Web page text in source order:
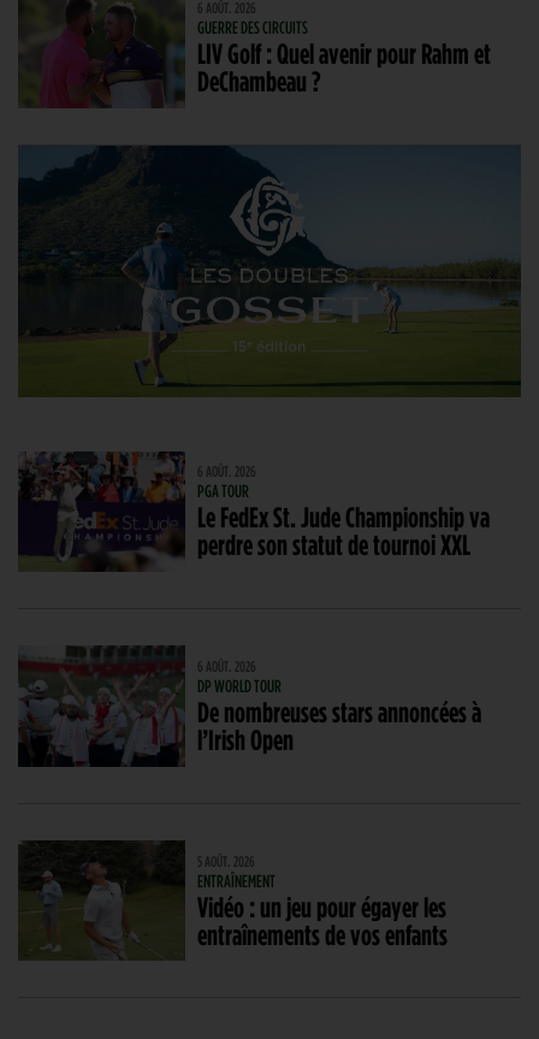
6 AOÛT. 2026
GUERRE DES CIRCUITS
LIV Golf : Quel avenir pour Rahm et
DeChambeau ?
6 AOÛT. 2026
PGA TOUR
Le FedEx St. Jude Championship va
perdre son statut de tournoi XXL
6 AOÛT. 2026
DP WORLD TOUR
De nombreuses stars annoncées à
l’Irish Open
5 AOÛT. 2026
ENTRAÎNEMENT
Vidéo : un jeu pour égayer les
entraînements de vos enfants